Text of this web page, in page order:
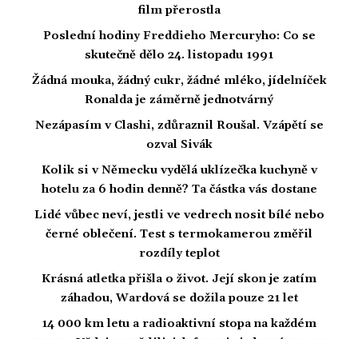
film přerostla
Poslední hodiny Freddieho Mercuryho: Co se
skutečně dělo 24. listopadu 1991
Žádná mouka, žádný cukr, žádné mléko, jídelníček
Ronalda je záměrně jednotvárný
Nezápasím v Clashi, zdůraznil Roušal. Vzápětí se
ozval Sivák
Kolik si v Německu vydělá uklízečka kuchyně v
hotelu za 6 hodin denně? Ta částka vás dostane
Lidé vůbec neví, jestli ve vedrech nosit bílé nebo
černé oblečení. Test s termokamerou změřil
rozdíly teplot
Krásná atletka přišla o život. Její skon je zatím
záhadou, Wardová se dožila pouze 21 let
14 000 km letu a radioaktivní stopa na každém